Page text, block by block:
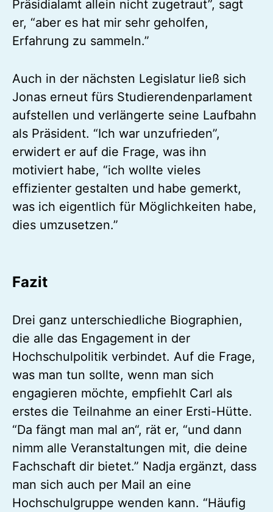
Präsidialamt allein nicht zugetraut”, sagt
er, “aber es hat mir sehr geholfen,
Erfahrung zu sammeln.”
Auch in der nächsten Legislatur ließ sich
Jonas erneut fürs Studierendenparlament
aufstellen und verlängerte seine Laufbahn
als Präsident. “Ich war unzufrieden”,
erwidert er auf die Frage, was ihn
motiviert habe, “ich wollte vieles
effizienter gestalten und habe gemerkt,
was ich eigentlich für Möglichkeiten habe,
dies umzusetzen.”
Fazit
Drei ganz unterschiedliche Biographien,
die alle das Engagement in der
Hochschulpolitik verbindet. Auf die Frage,
was man tun sollte, wenn man sich
engagieren möchte, empfiehlt Carl als
erstes die Teilnahme an einer Ersti-Hütte.
“Da fängt man mal an“, rät er, “und dann
nimm alle Veranstaltungen mit, die deine
Fachschaft dir bietet.” Nadja ergänzt, dass
man sich auch per Mail an eine
Hochschulgruppe wenden kann. “Häufig